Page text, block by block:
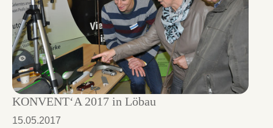
KONVENT‘A 2017 in Löbau
15.05.2017